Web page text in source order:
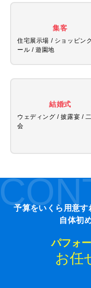
集客
住宅展示場 / ショッピン
ール / 遊園地
結婚式
ウェディング / 披露宴 /
会
予算をいくら用意
自体初
パフォ
お任